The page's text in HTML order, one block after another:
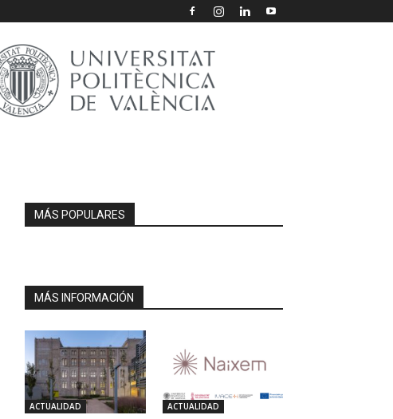
MÁS POPULARES
MÁS INFORMACIÓN
ACTUALIDAD ACTUALIDAD